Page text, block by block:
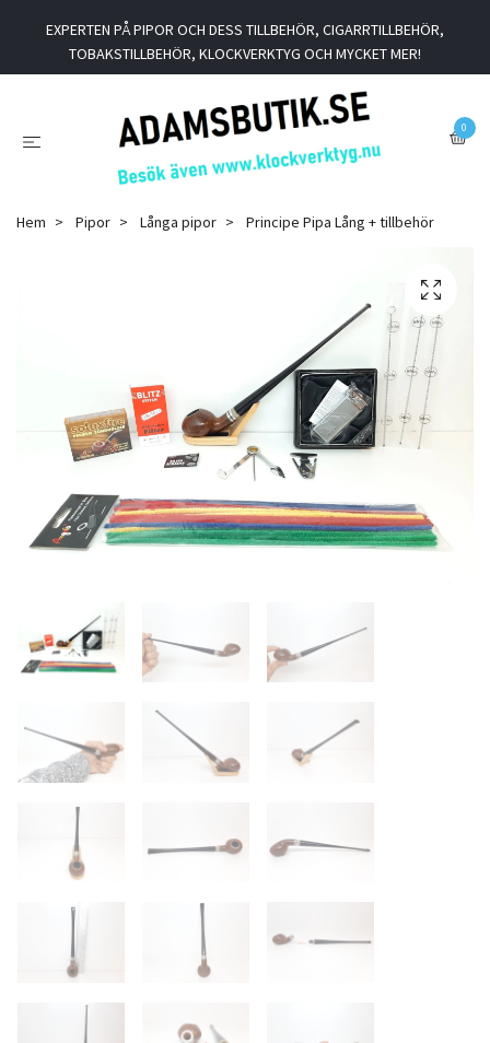
EXPERTEN PÅ PIPOR OCH DESS TILLBEHÖR, CIGARRTILLBEHÖR,
TOBAKSTILLBEHÖR, KLOCKVERKTYG OCH MYCKET MER!
0
Hem Pipor Långa pipor Principe Pipa Lång + tillbehör